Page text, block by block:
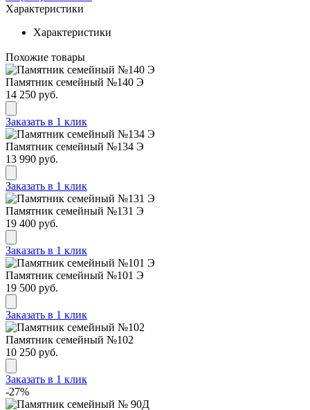
Характеристики
Характеристики
Похожие товары
Памятник семейный №140 Э
14 250 руб.
Заказать в 1 клик
Памятник семейный №134 Э
13 990 руб.
Заказать в 1 клик
Памятник семейный №131 Э
19 400 руб.
Заказать в 1 клик
Памятник семейный №101 Э
19 500 руб.
Заказать в 1 клик
Памятник семейный №102
10 250 руб.
Заказать в 1 клик
-27%